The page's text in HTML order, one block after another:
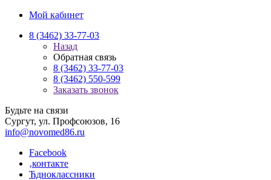
Мой кабинет
8 (3462) 33-77-03
Назад
Обратная связь
8 (3462) 33-77-03
8 (3462) 550-599
Заказать звонок
Будьте на связи
Сургут, ул. Профсоюзов, 16
info@novomed86.ru
Facebook
‚контакте
Ћдноклассники